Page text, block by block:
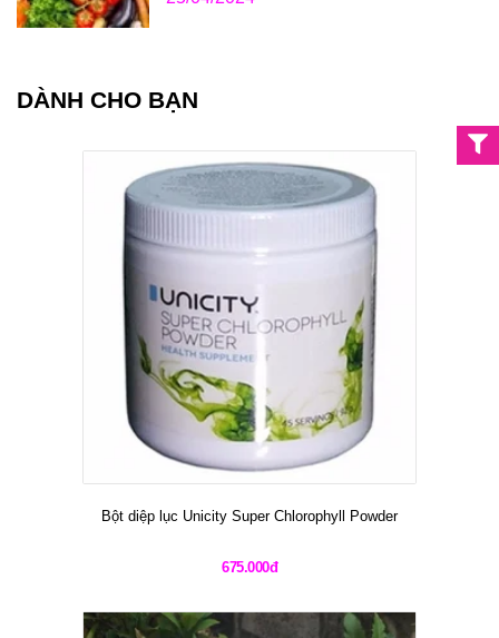
DÀNH CHO BẠN
Bột diệp lục Unicity Super Chlorophyll Powder
675.000đ